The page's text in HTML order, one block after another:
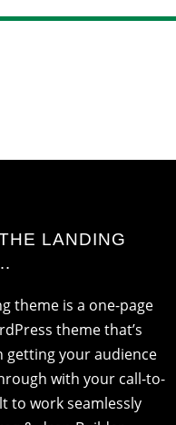
LANDING
theme is a one-page
theme that’s
getting your audience
with your call-to-
to work seamlessly